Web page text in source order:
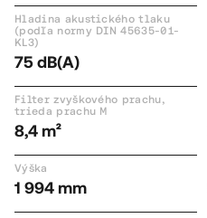
Hladina akustického tlaku
(podľa normy DIN 45635-01-
KL3)
75 dB(A)
Filter zvyškového prachu,
trieda prachu M
8,4 m²
Výška
1 994 mm